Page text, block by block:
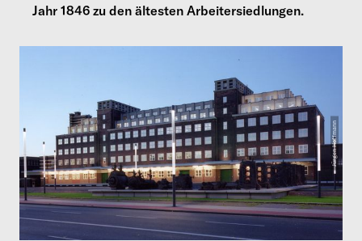
Jahr 1846 zu den ältesten Arbeitersiedlungen.